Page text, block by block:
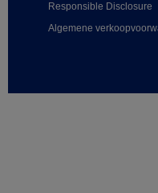
Responsible Disclosure
Algemene